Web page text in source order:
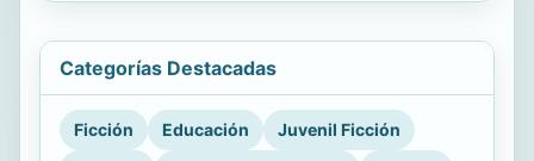
Categorías Destacadas
Ficción Educación
Juvenil Ficción